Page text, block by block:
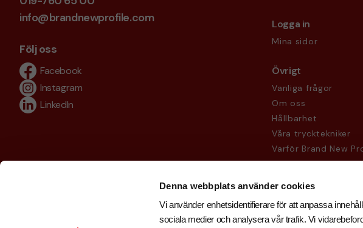
Denna webbplats använder cookies
Vi använder enhetsidentifierare för att anpassa
sociala medier och analysera vår trafik. Vi
info@brandnewprofile.com
Följ oss
Facebook
Instagram
LinkedIn
Logga in
Mina sidor
Övrigt
Vanliga frågor
Om oss
Hållbarhet
Våra trycktekniker
Varför Brand New
Köpvillkor